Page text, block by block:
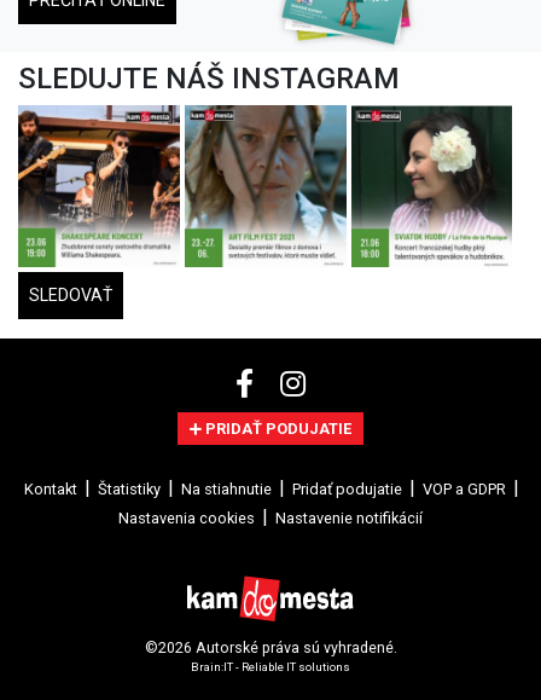
SLEDUJTE NÁŠ INSTAGRAM
SLEDOVAŤ
PRIDAŤ PODUJATIE
Kontakt Štatistiky Na stiahnutie Pridať podujatie
VOP a GDPR
Nastavenia cookies
Nastavenie notifikácií
©2026 Autorské práva sú vyhradené.
Brain:IT - Reliable IT solutions